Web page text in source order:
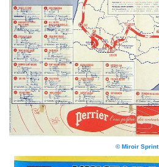
© Miroir Sprint